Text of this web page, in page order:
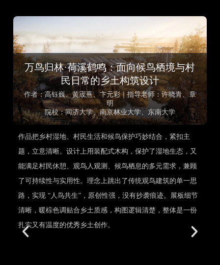
万鸟归林·荷溪鹤鸣：面向候鸟栖境与村
民日常的乡土构筑设计
作者：高钰巍、黄宬熹、卞元彩｜指导老师：许晓青、章
明
院校：同济大学、南京林业大学、东南大学
作品把乡村湿地、村民生活和候鸟保护巧妙结合，紧扣主
题，立意清晰。设计上用装配式木构，保护了湿地生态，又
能满足村民休憩、观鸟人观测、候鸟栖息的多元需求，兼顾
了可持续性与实用性。理念上跳出了传统观鸟建筑的单一思
路，实现 “人鸟共生”，原创性强，没有抄袭痕迹。展板细节
清晰，暖棕色调贴合乡土质感，构图逻辑清楚，整体是一份
扎实又有温度的优秀乡土创作。